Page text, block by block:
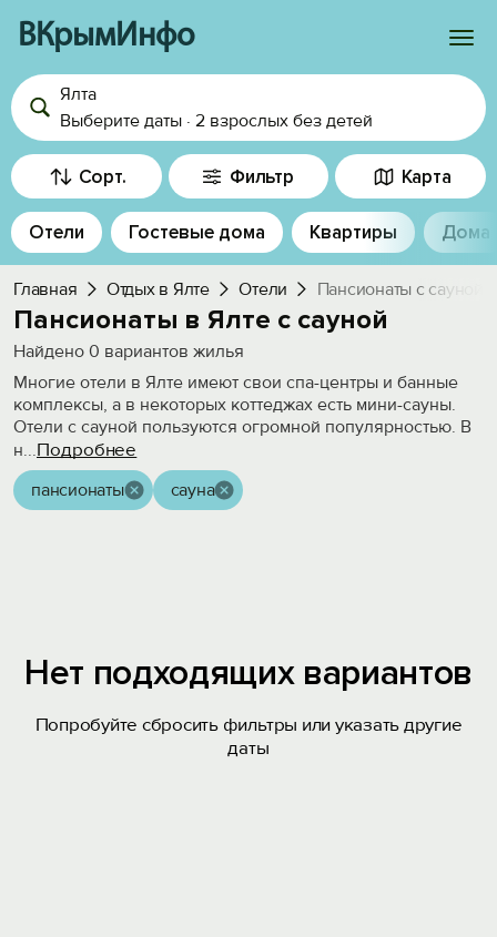
ВКрымИнфо
Войти
Избранное
История просмотра
Добавить свой объект
Ялта
Выберите даты · 2 взрослых без детей
Сорт. Фильтр Карта
Отели Гостевые дома Квартиры Дома
Главная Отдых в Ялте Отели Пансионаты с сауной
Пансионаты в Ялте с сауной
Найдено 0 вариантов жилья
Многие отели в Ялте имеют свои спа-центры и банные
комплексы, а в некоторых коттеджах есть мини-сауны.
Отели с сауной пользуются огромной популярностью. В
н...Подробнее
пансионаты сауна
Нет подходящих вариантов
Попробуйте сбросить фильтры или указать другие
даты